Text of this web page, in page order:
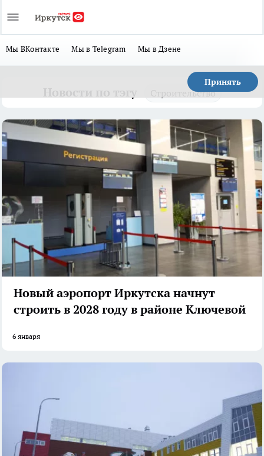
Мы ВКонтакте Мы в Telegram Мы в Дзене
Принять
Строительство
Новый аэропорт Иркутска начнут
строить в 2028 году в районе Ключевой
6 января